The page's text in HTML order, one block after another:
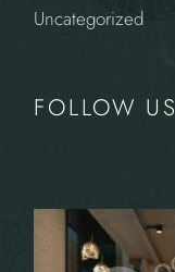
Uncategorized
FOLLOW US